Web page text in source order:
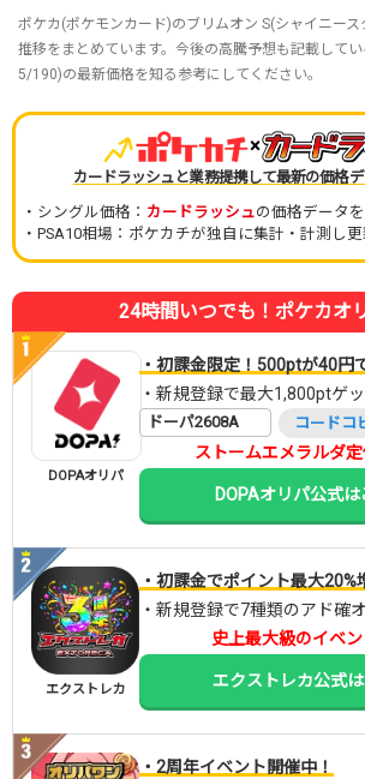
ポケカ(ポケモンカード)のブリムオン S(シャイニー
推移をまとめています。今後の高騰予想も記載して
5/190)の最新価格を知る参考にしてください。
×
カードラッシュと業務提携して最新の価格デ
・シングル価格： カードラッシュの価格データ
・PSA10相場：ポケカチが独自に集計・計測し
24時間いつでも！ポケカオ
DOPAオリパ
・初課金限定！500ptが40円
・新規登録で最大1,800ptゲ
ドーパ2608A コードコ
ストームエメラルダ
DOPAオリパ公式は
エクストレカ
・初課金でポイント最大20%
・新規登録で7種類のアド確
史上最大級のイベン
エクストレカ公式
・2周年イベント開催中！